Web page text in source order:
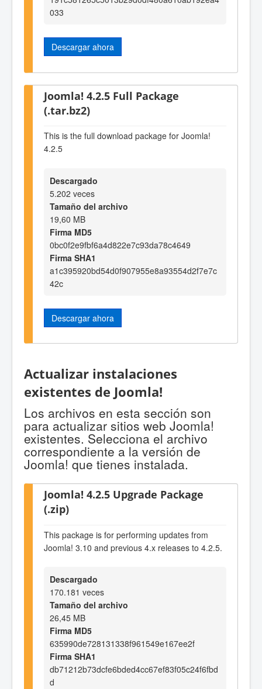
033
Descargar ahora
Joomla! 4.2.5 Full Package
(.tar.bz2)
This is the full download package for Joomla!
4.2.5
Descargado
5.202 veces
Tamaño del archivo
19,60 MB
Firma MD5
0bc0f2e9fbf6a4d822e7c93da78c4649
Firma SHA1
a1c395920bd54d0f907955e8a93554d2f7e7c
42c
Descargar ahora
Actualizar instalaciones
existentes de Joomla!
Los archivos en esta sección son
para actualizar sitios web Joomla!
existentes. Selecciona el archivo
correspondiente a la versión de
Joomla! que tienes instalada.
Joomla! 4.2.5 Upgrade Package
(.zip)
This package is for performing updates from
Joomla! 3.10 and previous 4.x releases to 4.2.5.
Descargado
170.181 veces
Tamaño del archivo
26,45 MB
Firma MD5
635990de728131338f961549e167ee2f
Firma SHA1
db71212b73dcfe6bded4cc67ef83f05c24f6fbd
d